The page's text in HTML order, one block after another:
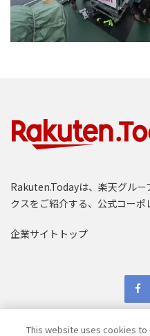
Rakuten.Todayは、楽天グルー
クスをご紹介する、公式コーポ
企業サイトトップ
This website uses cookies